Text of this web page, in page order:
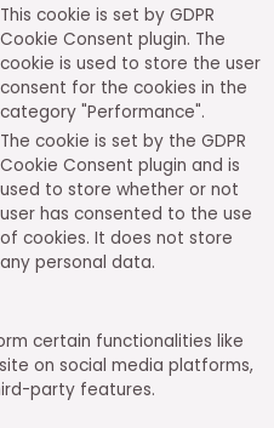
This cookie is set by GDPR
Cookie Consent plugin. The
cookie is used to store the user
consent for the cookies in the
category "Performance".
The cookie is set by the GDPR
Cookie Consent plugin and is
used to store whether or not
user has consented to the use
of cookies. It does not store
any personal data.
certain functionalities like
on social media platforms,
party features.